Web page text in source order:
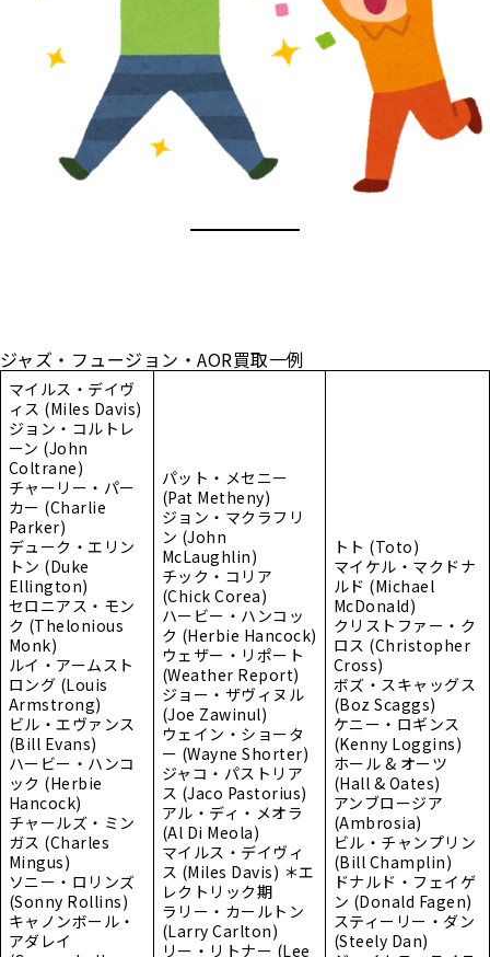
ジャズ・フュージョン・AOR買取一例
マイルス・デイヴ
ィス (Miles Davis)
ジョン・コルトレ
ーン (John
Coltrane)
チャーリー・パー
カー (Charlie
Parker)
デューク・エリン
トン (Duke
Ellington)
セロニアス・モン
ク (Thelonious
Monk)
ルイ・アームスト
ロング (Louis
Armstrong)
ビル・エヴァンス
(Bill Evans)
ハービー・ハンコ
ック (Herbie
Hancock)
チャールズ・ミン
ガス (Charles
Mingus)
ソニー・ロリンズ
(Sonny Rollins)
キャノンボール・
アダレイ
パット・メセニー
(Pat Metheny)
ジョン・マクラフリ
ン (John
McLaughlin)
チック・コリア
(Chick Corea)
ハービー・ハンコッ
ク (Herbie Hancock)
ウェザー・リポート
(Weather Report)
ジョー・ザヴィヌル
(Joe Zawinul)
ウェイン・ショータ
ー (Wayne Shorter)
ジャコ・パストリア
ス (Jaco Pastorius)
アル・ディ・メオラ
(Al Di Meola)
マイルス・デイヴィ
ス (Miles Davis) ＊エ
レクトリック期
ラリー・カールトン
(Larry Carlton)
リー・リトナー (Lee
トト (Toto)
マイケル・マクドナ
ルド (Michael
McDonald)
クリストファー・ク
ロス (Christopher
Cross)
ボズ・スキャッグス
(Boz Scaggs)
ケニー・ロギンス
(Kenny Loggins)
ホール & オーツ
(Hall & Oates)
アンブロージア
(Ambrosia)
ビル・チャンプリン
(Bill Champlin)
ドナルド・フェイゲ
ン (Donald Fagen)
スティーリー・ダン
(Steely Dan)